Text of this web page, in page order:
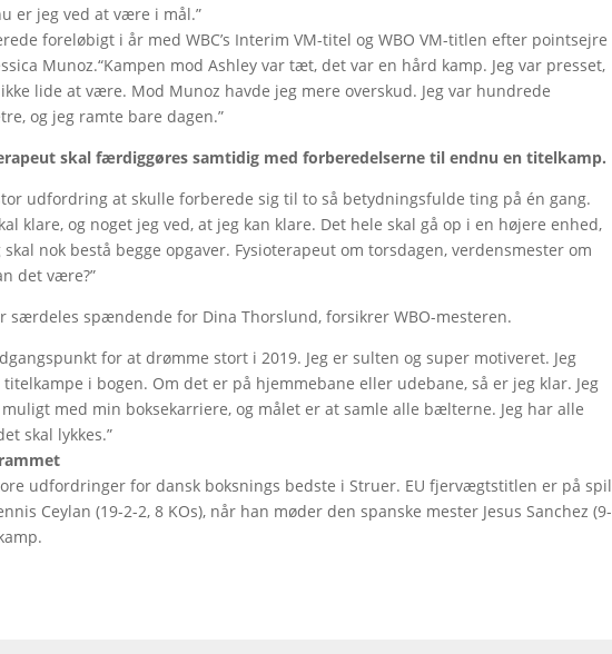
er jeg ved at være i mål.”
foreløbigt i år med WBC’s Interim VM-titel og WBO VM-titlen efter pointsejre
Munoz.“Kampen mod Ashley var tæt, det var en hård kamp. Jeg var presset,
lide at være. Mod Munoz havde jeg mere overskud. Jeg var hundrede
og jeg ramte bare dagen.”
skal færdiggøres samtidig med forberedelserne til endnu en titelkamp.
udfordring at skulle forberede sig til to så betydningsfulde ting på én gang.
klare, og noget jeg ved, at jeg kan klare. Det hele skal gå op i en højere enhed,
skal nok bestå begge opgaver. Fysioterapeut om torsdagen, verdensmester om
det være?”
særdeles spændende for Dina Thorslund, forsikrer WBO-mesteren.
for at drømme stort i 2019. Jeg er sulten og super motiveret. Jeg
i bogen. Om det er på hjemmebane eller udebane, så er jeg klar. Jeg
med min boksekarriere, og målet er at samle alle bælterne. Jeg har alle
skal lykkes.”
udfordringer for dansk boksnings bedste i Struer. EU fjervægtstitlen er på spil
Ceylan (19-2-2, 8 KOs), når han møder den spanske mester Jesus Sanchez (9-